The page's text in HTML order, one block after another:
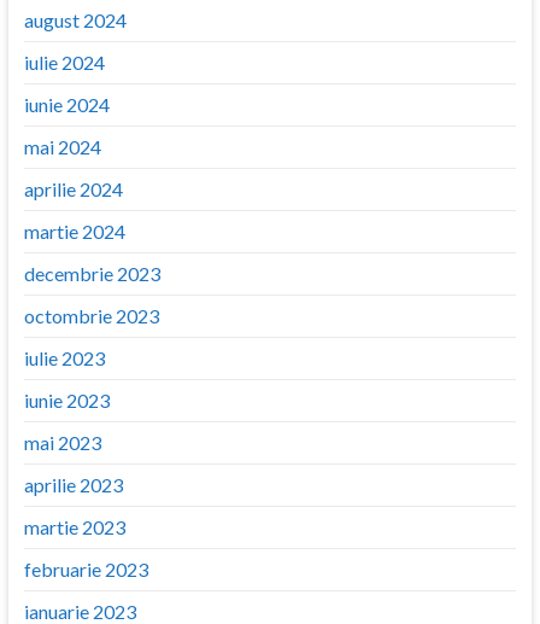
august 2024
iulie 2024
iunie 2024
mai 2024
aprilie 2024
martie 2024
decembrie 2023
octombrie 2023
iulie 2023
iunie 2023
mai 2023
aprilie 2023
martie 2023
februarie 2023
ianuarie 2023